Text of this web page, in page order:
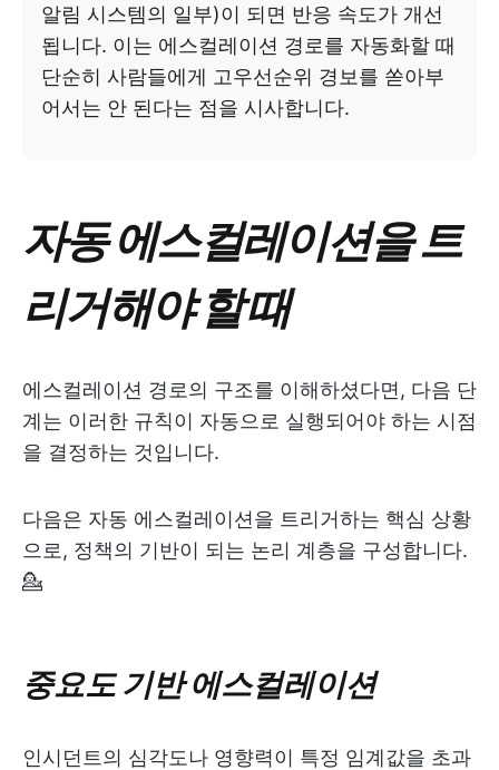
알림 시스템의 일부)이 되면 반응 속도가 개선
됩니다. 이는 에스컬레이션 경로를 자동화할 때
단순히 사람들에게 고우선순위 경보를 쏟아부
어서는 안 된다는 점을 시사합니다.
자동 에스컬레이션을 트
리거해야 할 때
에스컬레이션 경로의 구조를 이해하셨다면, 다음 단
계는 이러한 규칙이 자동으로 실행되어야 하는 시점
을 결정하는 것입니다.
다음은 자동 에스컬레이션을 트리거하는 핵심 상황
으로, 정책의 기반이 되는 논리 계층을 구성합니다.
💁
중요도 기반 에스컬레이션
인시던트의 심각도나 영향력이 특정 임계값을 초과